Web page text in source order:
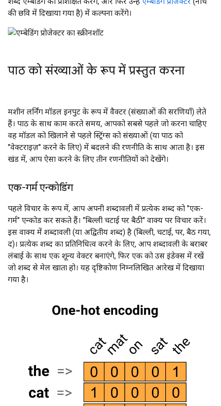
की छवि में दिखाया गया है) में कल्पना करेंगे।
पाठ को संख्याओं के रूप में प्रस्तुत करना
मशीन लर्निंग मॉडल इनपुट के रूप में वैक्टर (संख्याओं की सरणियाँ) लेते
हैं। पाठ के साथ काम करते समय, आपको सबसे पहले जो करना चाहिए
वह मॉडल को खिलाने से पहले स्ट्रिंग्स को संख्याओं (या पाठ को
"वेक्टराइज़" करने के लिए) में बदलने की रणनीति के साथ आता है। इस
खंड में, आप ऐसा करने के लिए तीन रणनीतियों को देखेंगे।
एक-गर्म एन्कोडिंग
पहले विचार के रूप में, आप अपनी शब्दावली में प्रत्येक शब्द को "एक-
गर्म" एन्कोड कर सकते हैं। "बिल्ली चटाई पर बैठी" वाक्य पर विचार करें।
इस वाक्य में शब्दावली (या अद्वितीय शब्द) है (बिल्ली, चटाई, पर, बैठ गया,
द)। प्रत्येक शब्द का प्रतिनिधित्व करने के लिए, आप शब्दावली के बराबर
लंबाई के साथ एक शून्य वेक्टर बनाएंगे, फिर एक को उस इंडेक्स में रखें
जो शब्द से मेल खाता हो। यह दृष्टिकोण निम्नलिखित आरेख में दिखाया
गया है।